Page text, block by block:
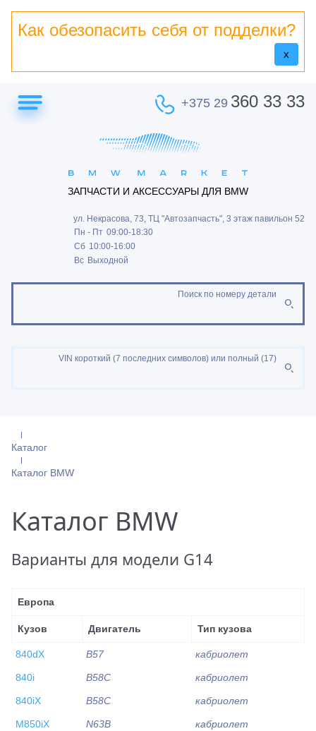
Как обезопасить себя от подделки?
x
+375 29 360 33 33
ЗАПЧАСТИ И АКСЕССУАРЫ ДЛЯ BMW
ул. Некрасова, 73, ТЦ "Автозапчасть", 3 этаж павильон 52
Пн - Пт 09:00-18:30
Сб 10:00-16:00
Вс Выходной
Поиск по номеру детали
VIN короткий (7 последних символов) или полный (17)
Каталог
Каталог BMW
Каталог BMW
Варианты для модели G14
Европа
Кузов Двигатель Тип кузова
840dX B57 кабриолет
840i B58C кабриолет
840iX B58C кабриолет
M850iX N63B кабриолет